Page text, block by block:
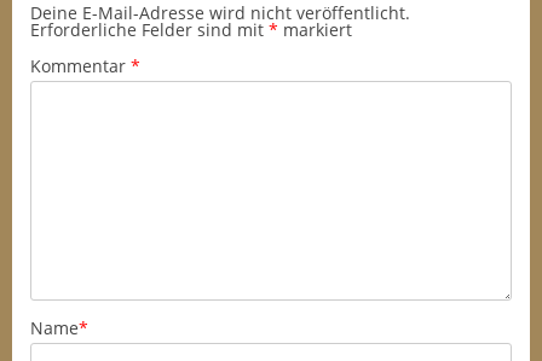
Deine E-Mail-Adresse wird nicht veröffentlicht.
Erforderliche Felder sind mit * markiert
Kommentar *
Name*